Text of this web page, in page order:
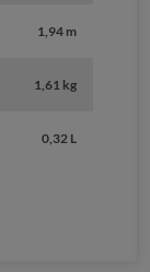
1,94 m
1,61 kg
0,32 L